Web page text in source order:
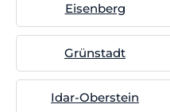
Eisenberg
Grünstadt
Idar-Oberstein